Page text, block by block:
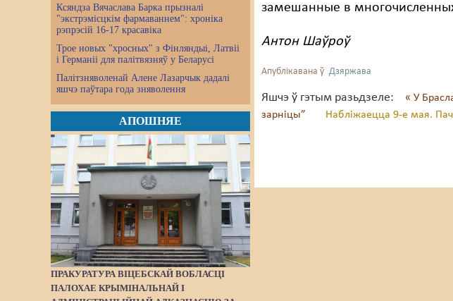
Ксяндза Вячаслава Барка прызналі
"экстрэмісцкім фармаваннем": хроніка
рэпрэсій 16-17 красавіка
Трое новых "хросных" з Фінляндыі, Латвіі
і Германіі для палітвязняў у Беларусі
Палітзняволенай Алене Лазарчык дадалі
яшчэ паўтара года зняволення
АПОШНЯЕ
ПРАКУРАТУРА ВІЦЕБСКАЙ ВОБЛАСЦІ
ПАЛОХАЕ КРЫМІНАЛЬНАЙ І
замешанные в
Антон Шаўроў
Апублікавана ў Дзяржава
Яшчэ ў гэтым разьдзеле:
« У
зарніцы”
Набліжаецца 9-е мая.